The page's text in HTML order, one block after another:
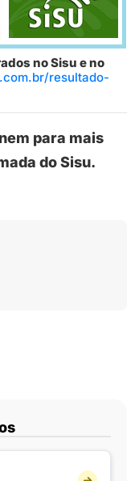
no Sisu e no
resultado-
para mais
do Sisu.